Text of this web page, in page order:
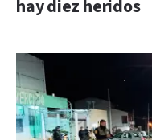
hay diez heridos